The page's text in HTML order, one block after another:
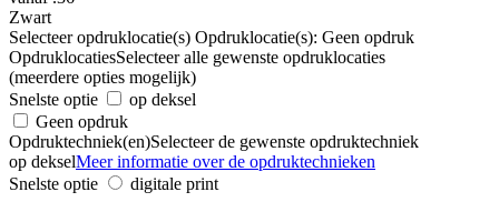
Zwart
Selecteer opdruklocatie(s) Opdruklocatie(s): Geen opdruk
OpdruklocatiesSelecteer alle gewenste opdruklocaties
(meerdere opties mogelijk)
Snelste optie
op deksel
Geen opdruk
Opdruktechniek(en)Selecteer de gewenste opdruktechniek
op dekselMeer informatie over de opdruktechnieken
Snelste optie
digitale print